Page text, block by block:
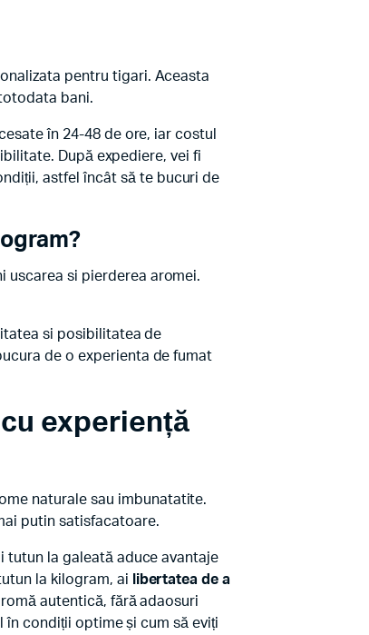
pentru tigari. Aceasta
bani.
în 24-48 de ore, iar costul
După expediere, vei fi
astfel încât să te bucuri de
uscarea si pierderea aromei.
si posibilitatea de
de o experienta de fumat
experiență
naturale sau imbunatatite.
putin satisfacatoare.
tutun la galeată aduce avantaje
la kilogram, ai
libertatea de a
autentică, fără adaosuri
condiții optime și cum să eviți